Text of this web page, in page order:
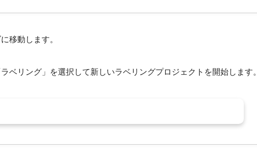
移動します。
ベリング」を選択して新しいラベリングプロジェクトを開始します。